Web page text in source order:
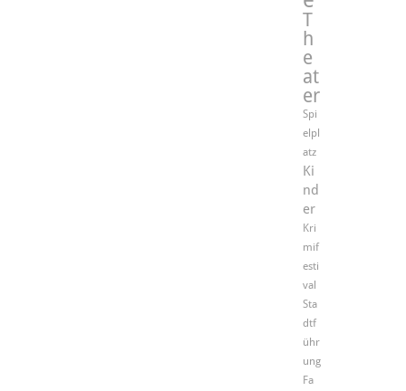
T
h
e
at
er
Spi
elpl
atz
Ki
nd
er
Kri
mif
esti
val
Sta
dtf
ühr
ung
Fa